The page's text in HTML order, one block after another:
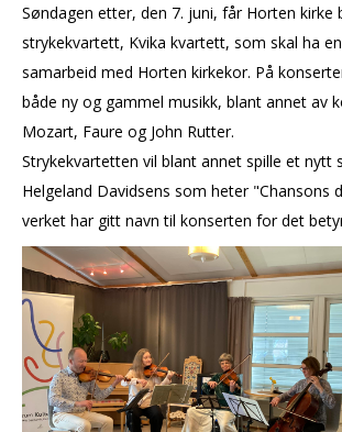
Søndagen etter, den 7. juni, får Horten kirke
strykekvartett, Kvika kvartett, som skal ha
samarbeid med Horten kirkekor. På
både ny og gammel musikk, blant annet av
Mozart, Faure og John Rutter.
Strykekvartetten vil blant annet spille et nytt
Helgeland Davidsens som heter "Chansons
verket har gitt navn til konserten for det